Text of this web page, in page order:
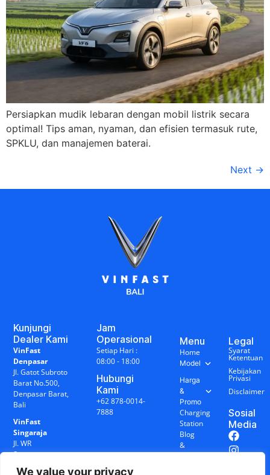
We value your privacy
Persiapkan mudik lebaran dengan mobil listrik secara
optimal! Tips aman, nyaman, dan efisien termasuk rute,
SPKLU, dan manajemen baterai.
Next →
Kunjungi
Dealer Kami
VinFast
Denpasar
Jl. Gatot Subroto
Barat No.500,
Denpasar Barat,
Bali
VinFast
Singaraja
Jl. WR
Supratman
Jam
Operasional
Setiap Hari :
08:00 - 18:00
Hubungi
Kami
+62 878-0014-
7888
Menu
Home
Model
Harga
&
Promo
Charging
Station
Blog
&
Legal
Syarat
Ketentuan
Kebijakan
Privasi
Disclaimer
Sosial
Media